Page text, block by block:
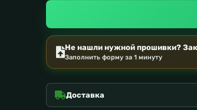
Не нашли нужной прошивки?
Заполнить форму за 1 минуту
Доставка